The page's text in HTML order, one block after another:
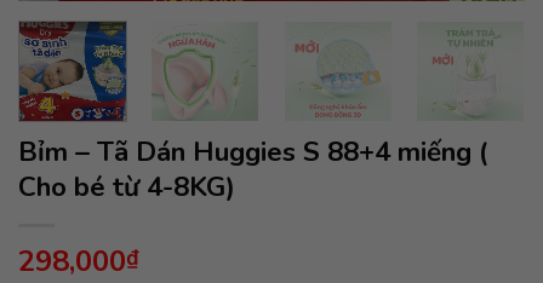
Bỉm – Tã Dán Huggies S 88+4 miếng (
Cho bé từ 4-8KG)
298,000₫